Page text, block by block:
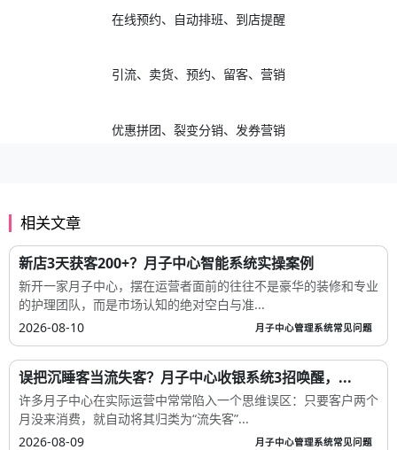
在线预约、自动排班、到店提醒
引流、卖货、预约、留客、营销
优惠拼团、裂变分销、发券营销
相关文章
新店3天获客200+？月子中心智能系统实操案例
新开一家月子中心，摆在运营者面前的往往不是豪华的装修和专业
的护理团队，而是市场认知的绝对空白与准...
2026-08-10
月子中心管理系统常见问题
误把沉睡客当流失客？月子中心收银系统3招唤醒，...
许多月子中心在实际运营中常常陷入一个思维误区：只要客户两个
月没来消费，就自动将其归类为“流失客”...
2026-08-09
月子中心管理系统常见问题